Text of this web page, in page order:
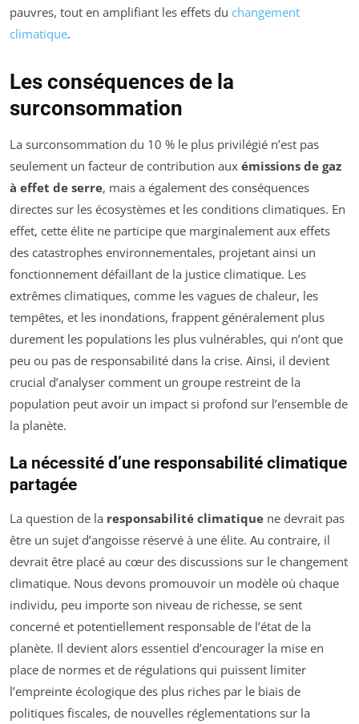
pauvres, tout en amplifiant les effets du changement
climatique.
Les conséquences de la
surconsommation
La surconsommation du 10 % le plus privilégié n’est pas
seulement un facteur de contribution aux émissions de gaz
à effet de serre, mais a également des conséquences
directes sur les écosystèmes et les conditions climatiques. En
effet, cette élite ne participe que marginalement aux effets
des catastrophes environnementales, projetant ainsi un
fonctionnement défaillant de la justice climatique. Les
extrêmes climatiques, comme les vagues de chaleur, les
tempêtes, et les inondations, frappent généralement plus
durement les populations les plus vulnérables, qui n’ont que
peu ou pas de responsabilité dans la crise. Ainsi, il devient
crucial d’analyser comment un groupe restreint de la
population peut avoir un impact si profond sur l’ensemble de
la planète.
La nécessité d’une responsabilité climatique
partagée
La question de la responsabilité climatique ne devrait pas
être un sujet d’angoisse réservé à une élite. Au contraire, il
devrait être placé au cœur des discussions sur le changement
climatique. Nous devons promouvoir un modèle où chaque
individu, peu importe son niveau de richesse, se sent
concerné et potentiellement responsable de l’état de la
planète. Il devient alors essentiel d’encourager la mise en
place de normes et de régulations qui puissent limiter
l’empreinte écologique des plus riches par le biais de
politiques fiscales, de nouvelles réglementations sur la